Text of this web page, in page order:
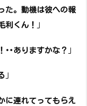
た。動機は彼への報
利くん！ 」
･･ありますかな？ 」
」
に連れてってもらえ